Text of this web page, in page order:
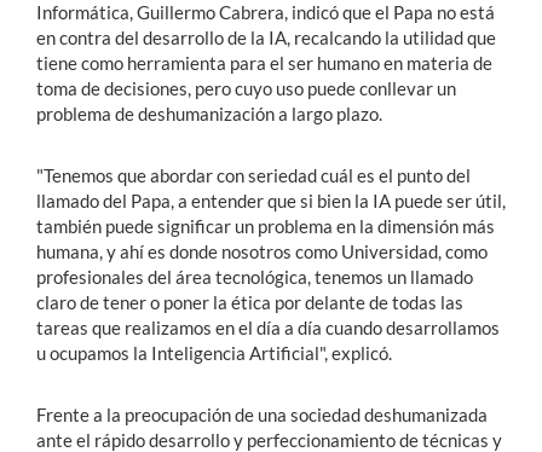
Informática, Guillermo Cabrera, indicó que el Papa no está
en contra del desarrollo de la IA, recalcando la utilidad que
tiene como herramienta para el ser humano en materia de
toma de decisiones, pero cuyo uso puede conllevar un
problema de deshumanización a largo plazo.
"Tenemos que abordar con seriedad cuál es el punto del
llamado del Papa, a entender que si bien la IA puede ser útil,
también puede significar un problema en la dimensión más
humana, y ahí es donde nosotros como Universidad, como
profesionales del área tecnológica, tenemos un llamado
claro de tener o poner la ética por delante de todas las
tareas que realizamos en el día a día cuando desarrollamos
u ocupamos la Inteligencia Artificial", explicó.
Frente a la preocupación de una sociedad deshumanizada
ante el rápido desarrollo y perfeccionamiento de técnicas y